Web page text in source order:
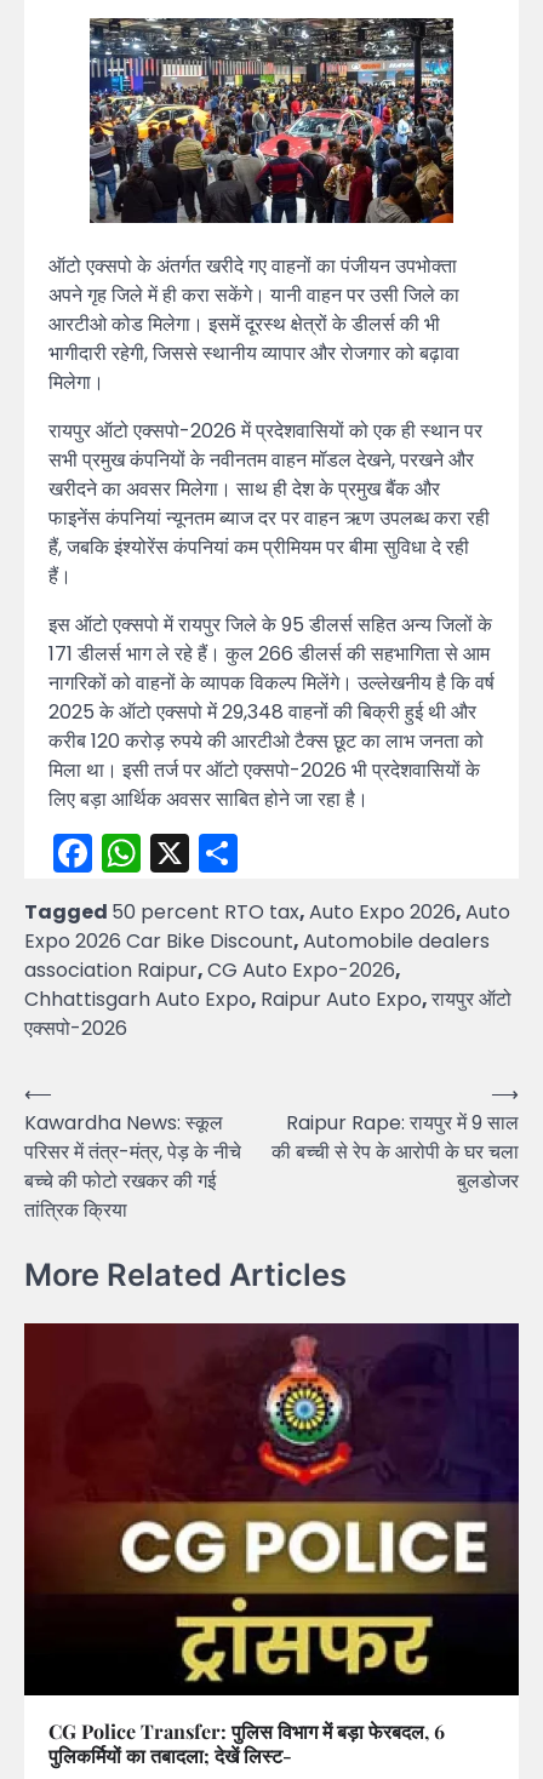
ऑटो एक्सपो के अंतर्गत खरीदे गए वाहनों का पंजीयन उपभोक्ता
अपने गृह जिले में ही करा सकेंगे। यानी वाहन पर उसी जिले का
आरटीओ कोड मिलेगा। इसमें दूरस्थ क्षेत्रों के डीलर्स की भी
भागीदारी रहेगी, जिससे स्थानीय व्यापार और रोजगार को बढ़ावा
मिलेगा।
रायपुर ऑटो एक्सपो-2026 में प्रदेशवासियों को एक ही स्थान पर
सभी प्रमुख कंपनियों के नवीनतम वाहन मॉडल देखने, परखने और
खरीदने का अवसर मिलेगा। साथ ही देश के प्रमुख बैंक और
फाइनेंस कंपनियां न्यूनतम ब्याज दर पर वाहन ऋण उपलब्ध करा रही
हैं, जबकि इंश्योरेंस कंपनियां कम प्रीमियम पर बीमा सुविधा दे रही
हैं।
इस ऑटो एक्सपो में रायपुर जिले के 95 डीलर्स सहित अन्य जिलों के
171 डीलर्स भाग ले रहे हैं। कुल 266 डीलर्स की सहभागिता से आम
नागरिकों को वाहनों के व्यापक विकल्प मिलेंगे। उल्लेखनीय है कि वर्ष
2025 के ऑटो एक्सपो में 29,348 वाहनों की बिक्री हुई थी और
करीब 120 करोड़ रुपये की आरटीओ टैक्स छूट का लाभ जनता को
मिला था। इसी तर्ज पर ऑटो एक्सपो-2026 भी प्रदेशवासियों के
लिए बड़ा आर्थिक अवसर साबित होने जा रहा है।
Facebook
WhatsApp
X
Tagged 50 percent RTO tax,Auto Expo 2026,Auto
Expo 2026 Car Bike Discount,Automobile dealers
association Raipur,CG Auto Expo-2026,
Chhattisgarh Auto Expo, Raipur Auto Expo,रायपुर ऑटो
एक्सपो-2026
Post
navigation
⟵
Kawardha News: स्कूल
परिसर में तंत्र-मंत्र, पेड़ के नीचे
बच्चे की फोटो रखकर की गई
तांत्रिक क्रिया
Raipur Rape: रायपुर में 9 साल
की बच्ची से रेप के आरोपी के घर चला
बुलडोजर
⟶
More Related Articles
CG Police Transfer: पुलिस विभाग में बड़ा फेरबदल, 6
पुलिकर्मियों का तबादला; देखें लिस्ट-